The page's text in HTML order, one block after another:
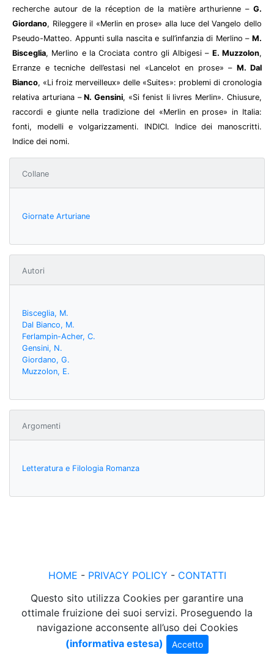
recherche autour de la réception de la matière arthurienne – G.
Giordano, Rileggere il «Merlin en prose» alla luce del Vangelo dello
Pseudo-Matteo. Appunti sulla nascita e sull’infanzia di Merlino – M.
Bisceglia, Merlino e la Crociata contro gli Albigesi – E. Muzzolon,
Erranze e tecniche dell’estasi nel «Lancelot en prose» – M. Dal
Bianco, «Li froiz merveilleux» delle «Suites»: problemi di cronologia
relativa arturiana –N. Gensini, «Si fenist li livres Merlin». Chiusure,
raccordi e giunte nella tradizione del «Merlin en prose» in Italia:
fonti, modelli e volgarizzamenti. INDICI. Indice dei manoscritti.
Indice dei nomi.
Collane
Giornate Arturiane
Autori
Bisceglia, M.
Dal Bianco, M.
Ferlampin-Acher, C.
Gensini, N.
Giordano, G.
Muzzolon, E.
Argomenti
Letteratura e Filologia Romanza
HOME - PRIVACY POLICY - CONTATTI
Questo sito utilizza Cookies per garantire una
ottimale fruizione dei suoi servizi. Proseguendo la
navigazione acconsente all’uso dei Cookies
(informativa estesa)
Accetto